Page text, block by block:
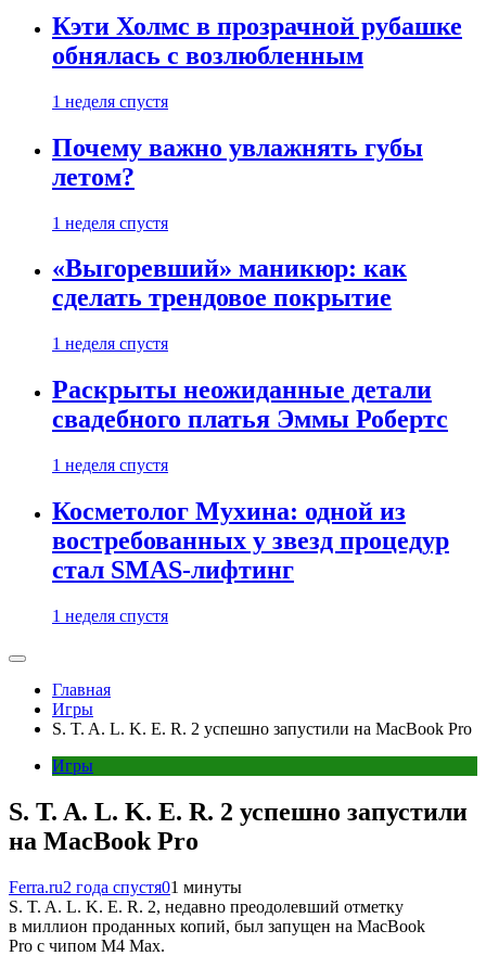
Кэти Холмс в прозрачной рубашке
обнялась с возлюбленным
1 неделя спустя
Почему важно увлажнять губы
летом?
1 неделя спустя
«Выгоревший» маникюр: как
сделать трендовое покрытие
1 неделя спустя
Раскрыты неожиданные детали
свадебного платья Эммы Робертс
1 неделя спустя
Косметолог Мухина: одной из
востребованных у звезд процедур
стал SMAS-лифтинг
1 неделя спустя
Главная
Игры
S. T. A. L. K. E. R. 2 успешно запустили на MacBook Pro
Игры
S. T. A. L. K. E. R. 2 успешно запустили
на MacBook Pro
Ferra.ru2 года спустя01 минуты
S. T. A. L. K. E. R. 2, недавно преодолевший отметку
в миллион проданных копий, был запущен на MacBook
Pro с чипом M4 Max.